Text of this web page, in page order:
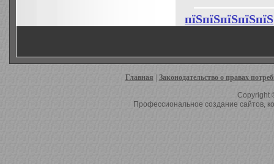
пїЅпїЅпїЅпїЅпїЅ
Главная Законодательство о правах
Copyright
Профессиональное создание сайтов,